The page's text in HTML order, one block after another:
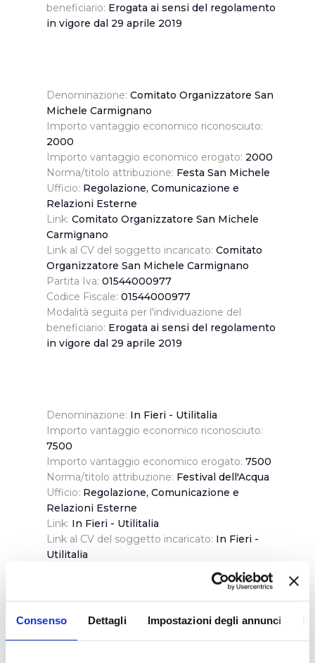
Consenso Dettagli Impostazioni degli annunci
beneficiario: Erogata ai sensi del regolamento
in vigore dal 29 aprile 2019
Denominazione: Comitato Organizzatore San
Michele Carmignano
Importo vantaggio economico riconosciuto:
2000
Importo vantaggio economico erogato: 2000
Norma/titolo attribuzione: Festa San Michele
Ufficio: Regolazione, Comunicazione e
Relazioni Esterne
Link: Comitato Organizzatore San Michele
Carmignano
Link al CV del soggetto incaricato: Comitato
Organizzatore San Michele Carmignano
Partita Iva: 01544000977
Codice Fiscale: 01544000977
Modalità seguita per l'individuazione del
beneficiario: Erogata ai sensi del regolamento
in vigore dal 29 aprile 2019
Denominazione: In Fieri - Utilitalia
Importo vantaggio economico riconosciuto:
7500
Importo vantaggio economico erogato: 7500
Norma/titolo attribuzione: Festival dell'Acqua
Ufficio: Regolazione, Comunicazione e
Relazioni Esterne
Link: In Fieri - Utilitalia
Link al CV del soggetto incaricato: In Fieri -
Utilitalia
Modalità seguita per l'individuazione del
beneficiario:Erogata ai sensi del regolamento